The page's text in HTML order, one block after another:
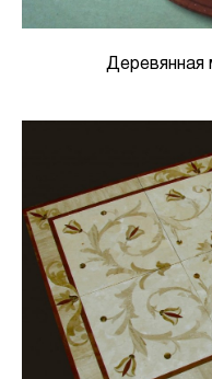
Деревянная